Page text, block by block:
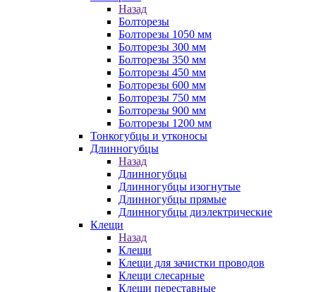
Назад
Болторезы
Болторезы 1050 мм
Болторезы 300 мм
Болторезы 350 мм
Болторезы 450 мм
Болторезы 600 мм
Болторезы 750 мм
Болторезы 900 мм
Болторезы 1200 мм
Тонкогубцы и утконосы
Длинногубцы
Назад
Длинногубцы
Длинногубцы изогнутые
Длинногубцы прямые
Длинногубцы диэлектрические
Клещи
Назад
Клещи
Клещи для зачистки проводов
Клещи слесарные
Клещи переставные